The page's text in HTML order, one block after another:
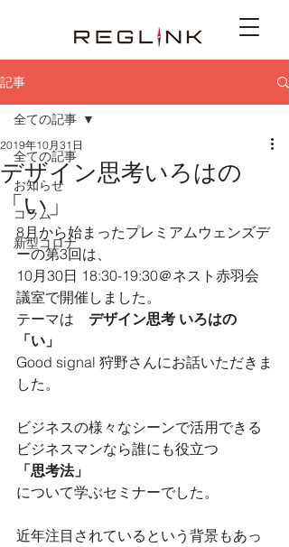
記事
全ての記事
お知らせ
コラム
新型コロナ
全ての記事
デザイン思考いろはの
「い」
2019年10月31日
8月から始まったプレミアムウェンズデ
ーの第3回は、
10月30日 18:30-19:30＠ネスト赤羽会
議室で開催しました。
テーマは デザイン思考 いろはの
「い」
Good signal 狩野さんにお話いただきま
した。
ビジネスの様々なシーンで活用できる
ビジネスマンなら誰にも役立つ
「思考法」
について学ぶセミナーでした。
近年注目されているという背景もあっ